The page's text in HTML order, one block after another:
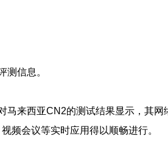
测信息。
来西亚CN2的测试结果显示，其
频会议等实时应用得以顺畅进行。